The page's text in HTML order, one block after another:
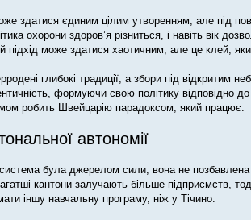
здатися єдиним цілим утворенням, але під
охорони здоров’я різниться, і навіть вік
підхід може здатися хаотичним, але це клей,
глибокі традиції, а збори під
формуючи свою політику відповідно
робить Швейцарію парадоксом, який працює.
автономії
була джерелом сили, вона не позбавлена
кантони залучають більше підприємств,
іншу навчальну програму, ніж у Тічино.